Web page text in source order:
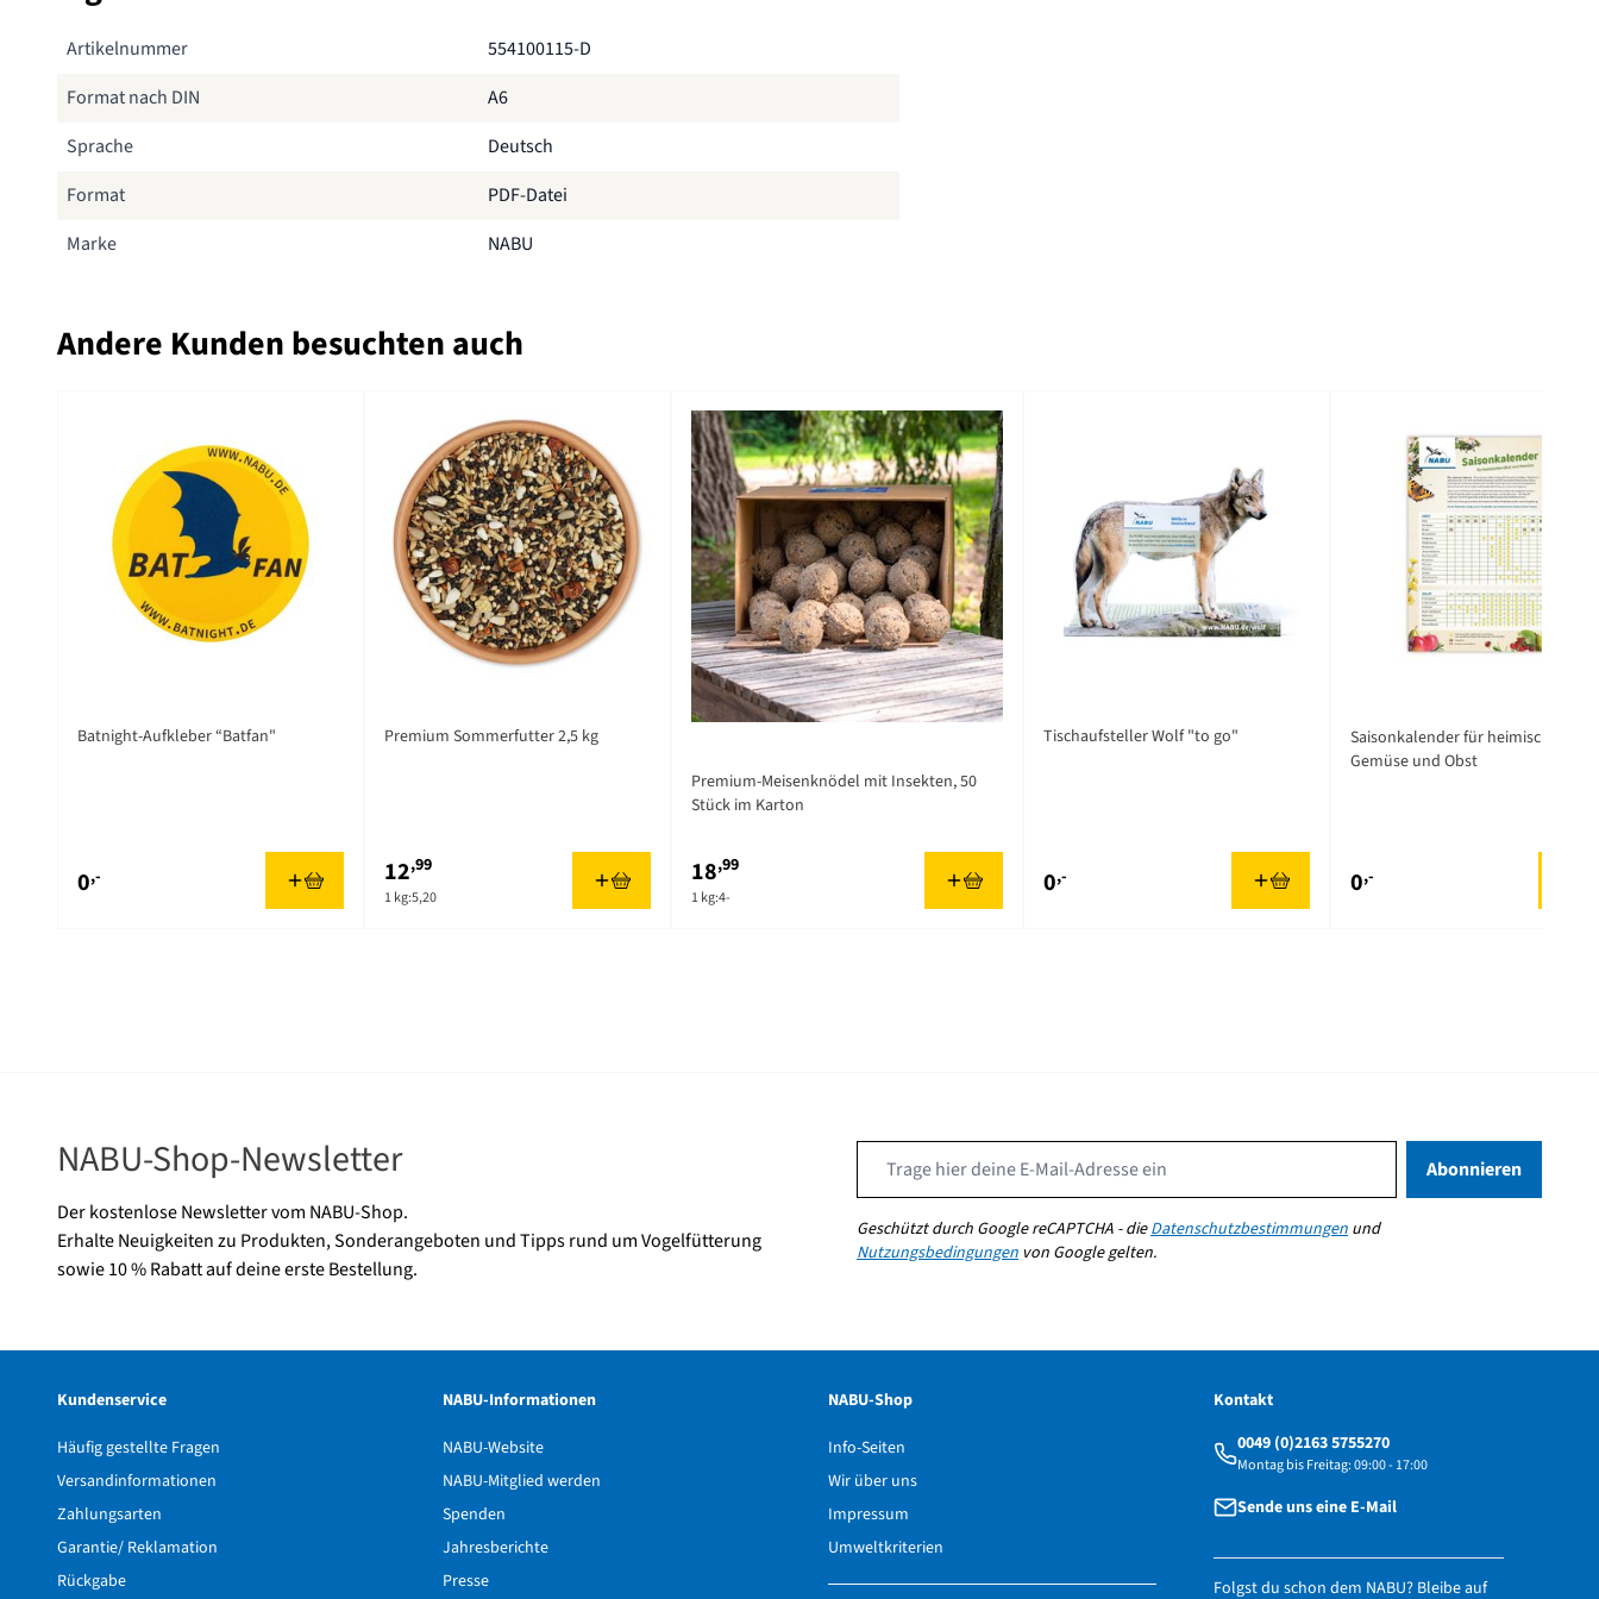
Artikelnummer
554100115-D
Format nach DIN
A6
Sprache
Deutsch
Format
PDF-Datei
Marke
NABU
Andere Kunden besuchten auch
Batnight-Aufkleber “Batfan"
0,-
Premium Sommerfutter 2,5 kg
12,99
1 kg:5,20
Premium-Meisenknödel mit Insekten, 50
Stück im Karton
18,99
1 kg:4-
Tischaufsteller Wolf "to go"
0,-
Saisonkalender für heimisches
Gemüse und Obst
0,-
NABU-Shop-Newsletter
Der kostenlose Newsletter vom NABU-Shop.
Erhalte Neuigkeiten zu Produkten, Sonderangeboten und Tipps rund um Vogelfütterung
sowie 10 % Rabatt auf deine erste Bestellung.
Abonnieren
Geschützt durch Google reCAPTCHA - dieDatenschutzbestimmungen und
Nutzungsbedingungen von Google gelten.
Kundenservice
Häufig gestellte Fragen
Versandinformationen
Zahlungsarten
Garantie/ Reklamation
Rückgabe
NABU-Informationen
NABU-Website
NABU-Mitglied werden
Spenden
Jahresberichte
Presse
NABU-Shop
Info-Seiten
Wir über uns
Impressum
Umweltkriterien
Kontakt
0049 (0)2163 5755270
Montag bis Freitag: 09:00 - 17:00
Sende uns eine E-Mail
Folgst du schon dem NABU? Bleibe auf